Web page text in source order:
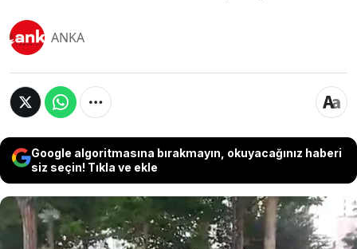
ANKA
Google algoritmasına bırakmayın, okuyacağınız haberi
siz seçin! Tıkla ve ekle
Diyarbakır’da faaliyet gösteren bir dans